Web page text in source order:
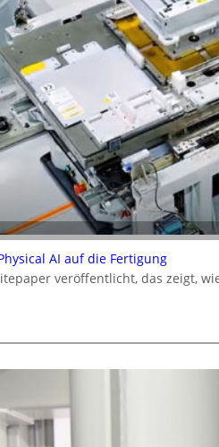
AI auf die Fertigung
veröffentlicht, das zeigt,